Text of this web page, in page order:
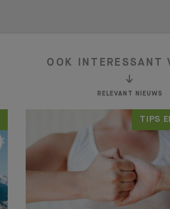
OOK INTERESSANT
RELEVANT NIEUWS
TIPS